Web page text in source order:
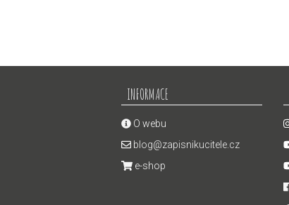
INFORMACE
O webu
blog@zapisnikucitele.cz
e-shop